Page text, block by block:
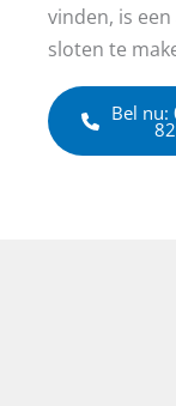
vinden, is
sloten te
Bel